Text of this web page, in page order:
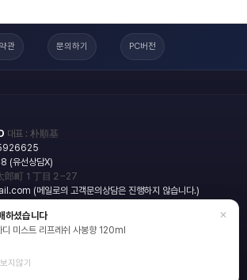
관 문의하기 PC버전
대표 : 朴順基
유선상담X)
郎町１丁目２−27
(메일로의 고객문의상담은 진행하지 않습니다.)
몰 엔핍
하셨습니다
디 미스트 리프레쉬 사봉향 120ml
지않기
×